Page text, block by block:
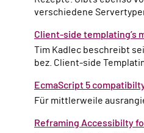
verschiedene
Client-side templating’s
Tim Kadlec beschreibt seine sehr interessante Sicht
bez. Client-side
EcmaScript 5
Für mittlerweile
Reframing Accessibilty